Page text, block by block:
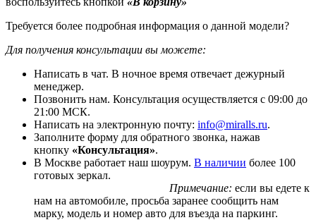
Требуется более подробная информация о данной модели?
Для получения консультации вы можете:
Написать в чат. В ночное время отвечает дежурный
менеджер.
Позвонить нам. Консультация осуществляется с 09:00 до
21:00 МСК.
Написать на электронную почту: info@miralls.ru.
Заполните форму для обратного звонка, нажав
кнопку «Консультация».
В Москве работает наш шоурум. В наличии более 100
готовых зеркал.
Примечание: если вы едете к
нам на автомобиле, просьба заранее сообщить нам
марку, модель и номер авто для въезда на паркинг.